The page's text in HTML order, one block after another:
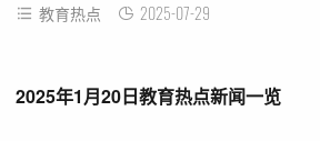
教育热点 2025-07-29
2025年1月20日教育热点新闻一览